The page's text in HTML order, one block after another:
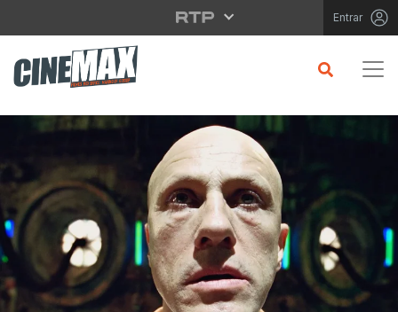
Saltar para o conteúdo principal Entrar